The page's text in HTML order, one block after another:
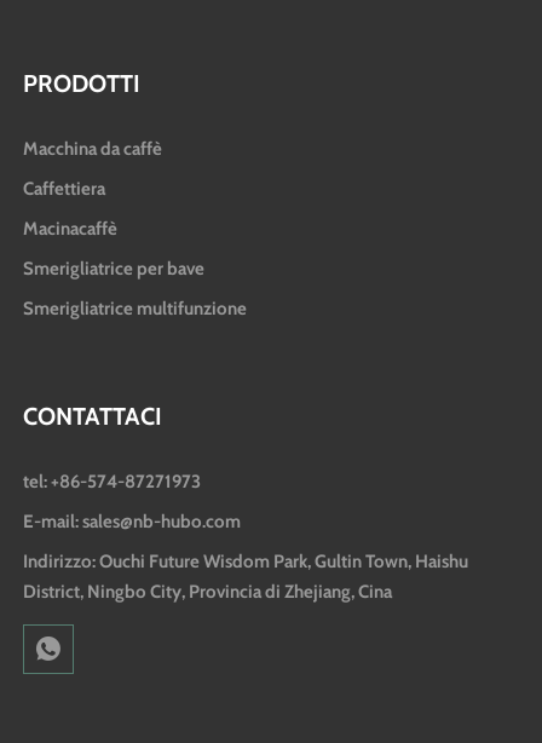
PRODOTTI
Macchina da caffè
Caffettiera
Macinacaffè
Smerigliatrice per bave
Smerigliatrice multifunzione
CONTATTACI
tel: +86-574-87271973
E-mail: sales@nb-hubo.com
Indirizzo: Ouchi Future Wisdom Park, Gultin Town, Haishu
District, Ningbo City, Provincia di Zhejiang, Cina